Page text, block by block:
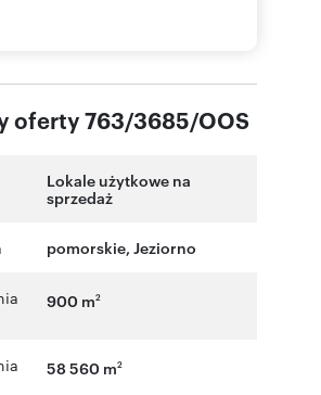
oferty 763/3685/OOS
Lokale użytkowe na
sprzedaż
pomorskie, Jeziorno
900 m2
58 560 m2